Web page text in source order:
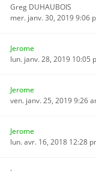
Greg DUHAUBOIS
mer. janv. 30, 2019 9:06
Jerome
lun. janv. 28, 2019 10:05
Jerome
ven. janv. 25, 2019 9:26
Jerome
lun. avr. 16, 2018 12:28